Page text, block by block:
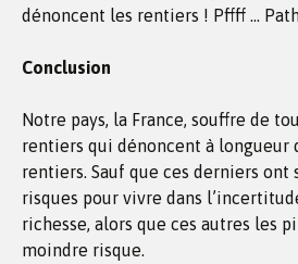
dénoncent les rentiers ! Pffff …
Conclusion
Notre pays, la France, souffre de
rentiers qui dénoncent à longueur
rentiers. Sauf que ces derniers ont
risques pour vivre dans
richesse, alors que ces autres les
moindre risque.